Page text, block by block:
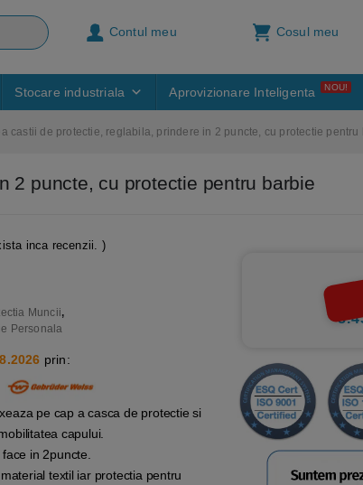
Contul meu Cosul meu
Stocare industriala Aprovizionare Inteligenta NOU!
castii de protectie, reglabila, prindere in 2 puncte, cu protectie pentru
2 puncte, cu protectie pentru barbie
inca recenzii. )
Muncii,
Personala
prin:
pe cap a casca de protectie si
capului.
in 2puncte.
textil iar protectia pentru